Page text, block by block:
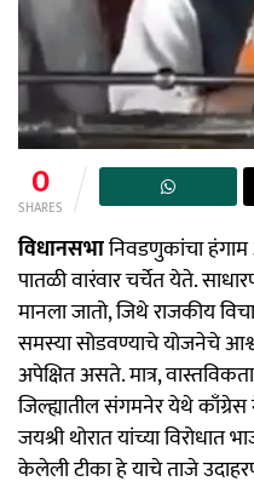
0
SHARES
विधानसभानिवडणुकांचा
पातळी वारंवार चर्चेत येते.
मानला जातो, जिथे राजकीय
समस्या सोडवण्याचे योजनेचे
अपेक्षित असते. मात्र,
जिल्ह्यातील संगमनेर येथे काँग्रेस
जयश्री थोरात यांच्या
केलेली टीका हे याचे ताजे